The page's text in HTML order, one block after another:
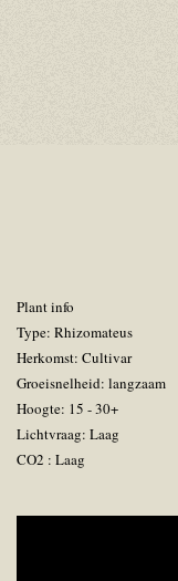
Plant info
Type: Rhizomateus
Herkomst: Cultivar
Groeisnelheid: langzaam
Hoogte: 15 - 30+
Lichtvraag: Laag
CO2 : Laag